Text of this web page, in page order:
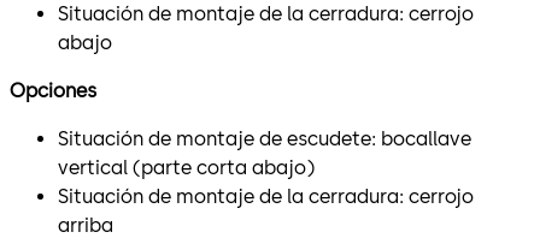
Situación de montaje de la cerradura: cerrojo
abajo
Opciones
Situación de montaje de escudete: bocallave
vertical (parte corta abajo)
Situación de montaje de la cerradura: cerrojo
arriba